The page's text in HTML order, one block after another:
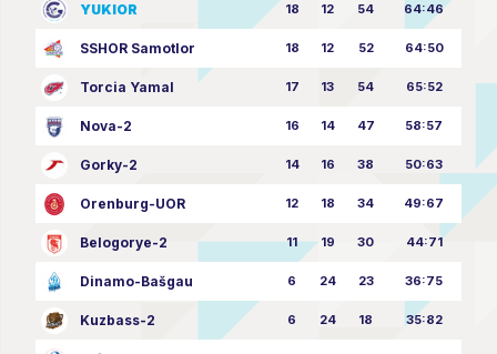
YUKIOR 18 12 54 64:46
SSHOR Samotlor 18 12 52 64:50
Torcia Yamal 17 13 54 65:52
Nova-2 16 14 47 58:57
Gorky-2 14 16 38 50:63
Orenburg-UOR 12 18 34 49:67
Belogorye-2 11 19 30 44:71
Dinamo-Bašgau 6 24 23 36:75
Kuzbass-2 6 24 18 35:82